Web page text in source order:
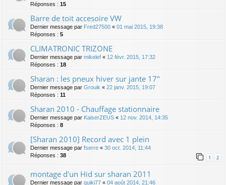
Réponses : 15
Barre de toit accesoire VW
Dernier message par Fred27500 « 01 mai 2015, 19:38
Réponses : 5
CLIMATRONIC TRIZONE
Dernier message par mikelef « 12 févr. 2015, 17:32
Réponses : 18
Sharan : les pneux hiver sur jante 17"
Dernier message par Grouik « 22 janv. 2015, 19:07
Réponses : 11
Sharan 2010 - Chauffage stationnaire
Dernier message par KaiserZEUS « 12 nov. 2014, 14:35
Réponses : 8
[Sharan 2010] Record avec 1 plein
Dernier message par fserre « 30 oct. 2014, 11:44
Réponses : 38 1 2
montage d'un Hid sur sharan 2011
Dernier message par quiki77 « 04 août 2014, 21:46